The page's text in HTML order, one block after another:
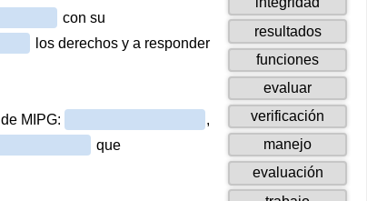
69
de
69
resultados
de
funciones
de
evaluar
de
69
verificación
de
manejo
de
69
evaluación
de
con su
los derechos y a responder
de MIPG:
,
que